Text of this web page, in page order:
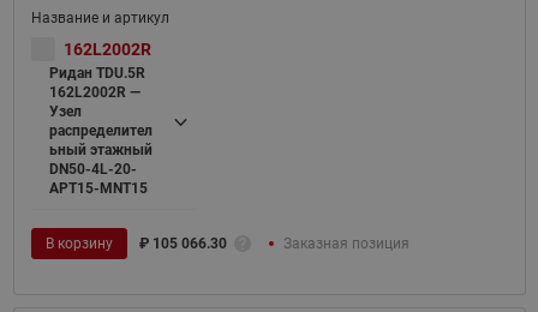
162L2002R
Ридан TDU.5R
162L2002R —
Узел
распределител
ьный этажный
DN50-4L-20-
APT15-MNT15
В корзину ₽ 105 066.30 Заказная позиция